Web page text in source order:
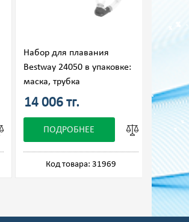
Набор для плавания
Bestway 24050 в упаковке:
маска, трубка
14 006 тг.
ПОДРОБНЕЕ
Код товара: 31969
17